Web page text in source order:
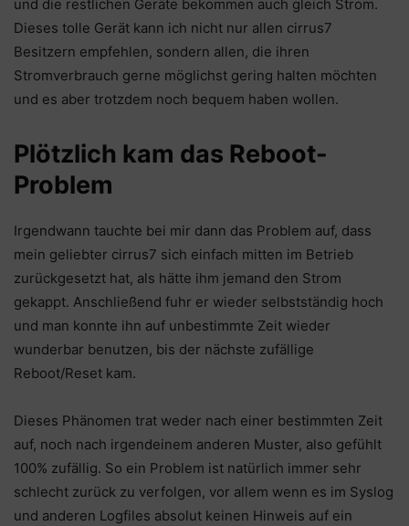
und die restlichen Geräte bekommen auch gleich Strom.
Dieses tolle Gerät kann ich nicht nur allen cirrus7
Besitzern empfehlen, sondern allen, die ihren
Stromverbrauch gerne möglichst gering halten möchten
und es aber trotzdem noch bequem haben wollen.
Plötzlich kam das Reboot-
Problem
Irgendwann tauchte bei mir dann das Problem auf, dass
mein geliebter cirrus7 sich einfach mitten im Betrieb
zurückgesetzt hat, als hätte ihm jemand den Strom
gekappt. Anschließend fuhr er wieder selbstständig hoch
und man konnte ihn auf unbestimmte Zeit wieder
wunderbar benutzen, bis der nächste zufällige
Reboot/Reset kam.
Dieses Phänomen trat weder nach einer bestimmten Zeit
auf, noch nach irgendeinem anderen Muster, also gefühlt
100% zufällig. So ein Problem ist natürlich immer sehr
schlecht zurück zu verfolgen, vor allem wenn es im Syslog
und anderen Logfiles absolut keinen Hinweis auf ein